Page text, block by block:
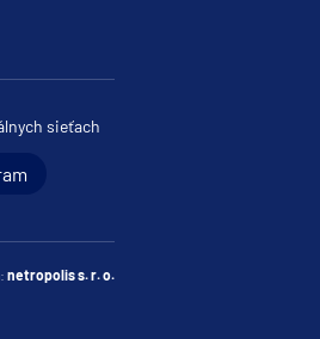
sieťach
netropolis s. r. o.